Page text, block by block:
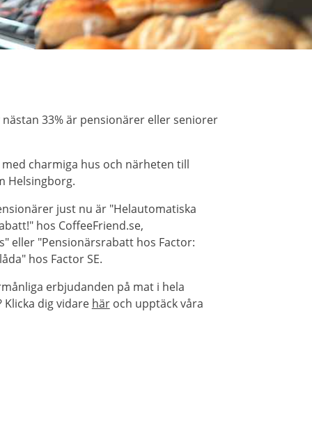
nästan 33% är pensionärer eller seniorer
charmiga hus och närheten till
Helsingborg.
just nu är "Helautomatiska
hos CoffeeFriend.se,
eller "Pensionärsrabatt hos Factor:
hos Factor SE.
erbjudanden på mat i hela
Klicka dig vidare häroch upptäck våra